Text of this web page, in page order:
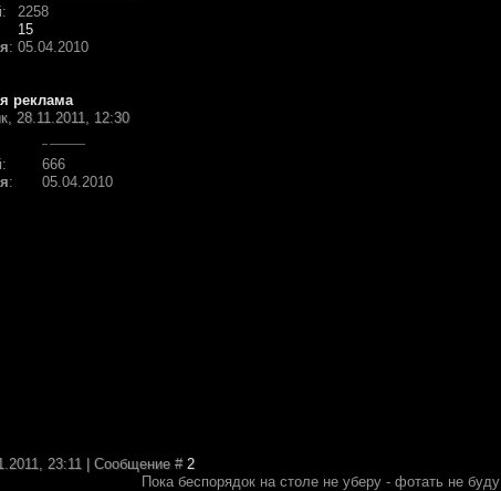
:
2258
15
: 05.04.2010
реклама
28.11.2011, 12:30
:
666
: 05.04.2010
23:11 | Сообщение #2
Пока беспорядок на столе не уберу - фотать не буду